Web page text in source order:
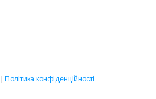
| Політика конфіденційності